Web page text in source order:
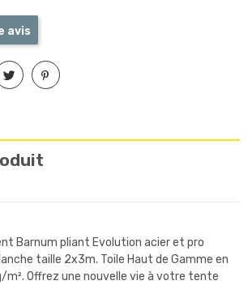
avis
Barnum pliant Evolution acier et pro
taille 2x3m. Toile Haut de Gamme en
m². Offrez une nouvelle vie à votre tente